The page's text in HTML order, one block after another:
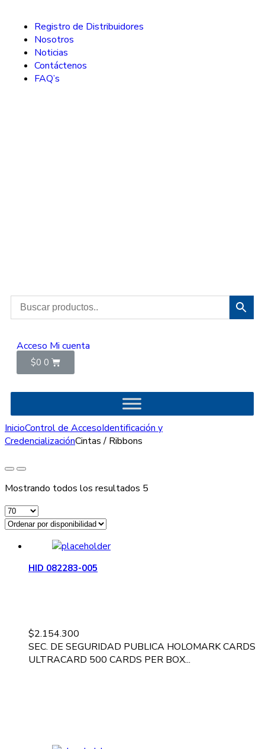
Registro de Distribuidores
Nosotros
Noticias
Contáctenos
FAQ’s
Acceso Mi cuenta
$0 0
InicioControl de AccesoIdentificación y
CredencializaciónCintas / Ribbons
Mostrando todos los resultados 5
HID 082283-005
$2.154.300
SEC. DE SEGURIDAD PUBLICA HOLOMARK CARDS
ULTRACARD 500 CARDS PER BOX...